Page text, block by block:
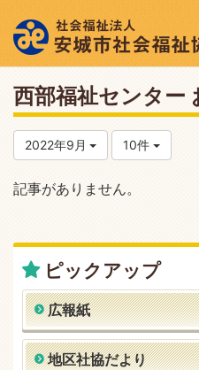
西部福祉センター
2022年9月 10件
記事がありません。
ピックアップ
広報紙
地区社協だより